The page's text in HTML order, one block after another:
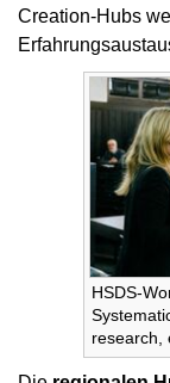
Creation-Hubs
HSDS-
research,